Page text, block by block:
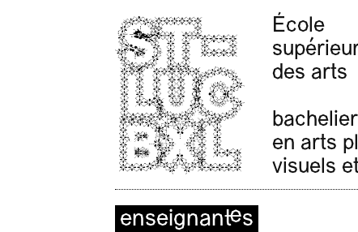
École
des arts
en arts
visuels
enseignant·es